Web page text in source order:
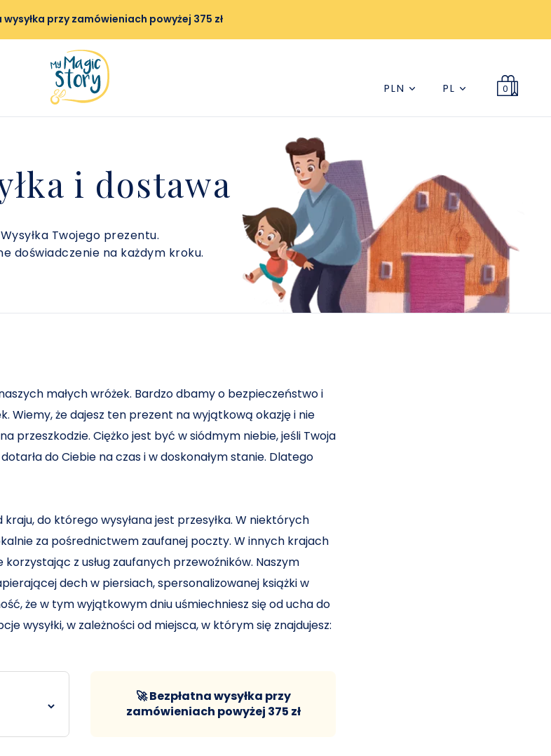
wysyłka przy zamówieniach powyżej 375 zł
0
PL
PLN
i dostawa
Wysyłka Twojego prezentu.
doświadczenie na każdym kroku.
małych wróżek. Bardzo dbamy o bezpieczeństwo i
Wiemy, że dajesz ten prezent na wyjątkową okazję i nie
przeszkodzie. Ciężko jest być w siódmym niebie, jeśli Twoja
do Ciebie na czas i w doskonałym stanie. Dlatego
kraju, do którego wysyłana jest przesyłka. W niektórych
za pośrednictwem zaufanej poczty. W innych krajach
korzystając z usług zaufanych przewoźników. Naszym
dech w piersiach, spersonalizowanej książki w
że w tym wyjątkowym dniu uśmiechniesz się od ucha do
wysyłki, w zależności od miejsca, w którym się znajdujesz:
🚀 Bezpłatna wysyłka przy
zamówieniach powyżej 375 zł